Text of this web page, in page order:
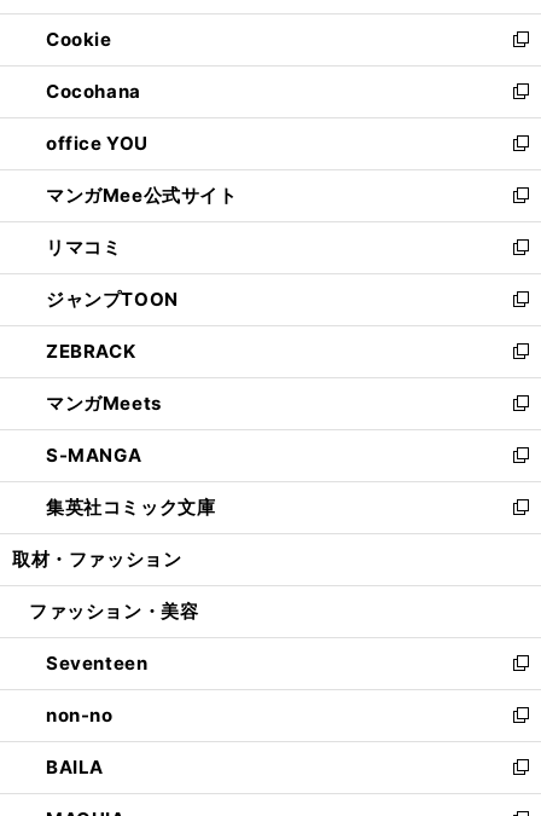
開
く
ウ
で
開
く
ン
ド
ウ
で
開
く
ウ
ィ
ン
ド
ウ
で
開
く
Cookie
新
し
い
ウ
ィ
ン
ド
ウ
で
開
く
Cocohana
新
し
い
ウ
ィ
ン
ド
ウ
で
開
く
office YOU
新
し
い
ウ
ィ
ン
ド
ウ
で
開
く
マンガMee公式サイト
新
し
い
ウ
ィ
ン
ド
ウ
で
開
く
リマコミ
新
し
い
ウ
ィ
ン
ド
ウ
で
開
く
ジャンプTOON
新
し
い
ウ
ィ
ン
ド
ウ
で
開
ZEBRACK
新
し
い
ウ
ィ
ン
ド
ウ
開
マンガMeets
新
し
い
ウ
ィ
ン
ウ
開
く
S-MANGA
新
し
い
ウ
ン
ウ
で
開
く
集英社コミック文庫
新
し
ウ
ン
ド
ウ
で
開
く
取材・ファッション
ファッション・美容
Seventeen
新
し
い
ウ
ィ
ン
non-no
新
し
い
ウ
BAILA
新
し